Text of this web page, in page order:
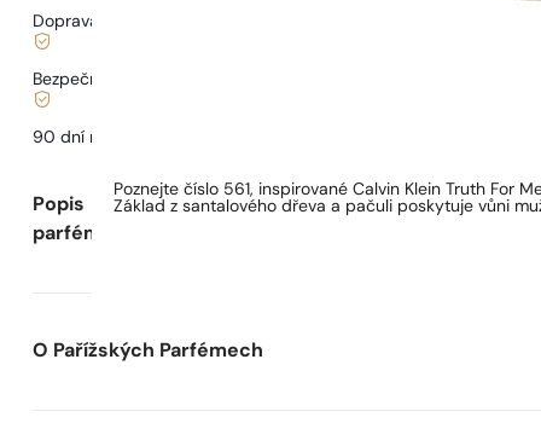
Doprava od
Bezpečné nakupování a platby
90 dní na
Popis
parfému
Poznejte číslo 561, inspirované Calvin Klein Truth For
Základ z santalového dřeva a pačuli poskytuje vůni
O Pařížských Parfémech